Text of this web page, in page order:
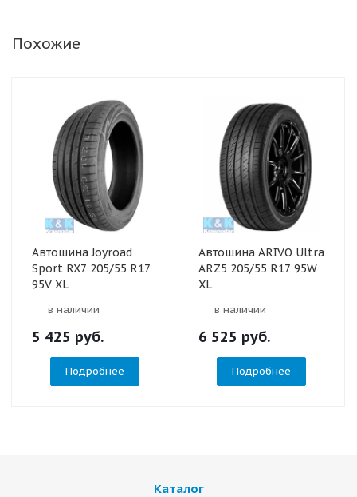
Похожие
Автошина Joyroad
Sport RX7 205/55 R17
95V XL
в наличии
5 425 руб.
Подробнее
Автошина ARIVO Ultra
ARZ5 205/55 R17 95W
XL
в наличии
6 525 руб.
Подробнее
Каталог